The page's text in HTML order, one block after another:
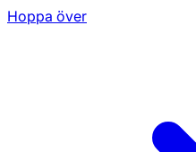
Hoppa över